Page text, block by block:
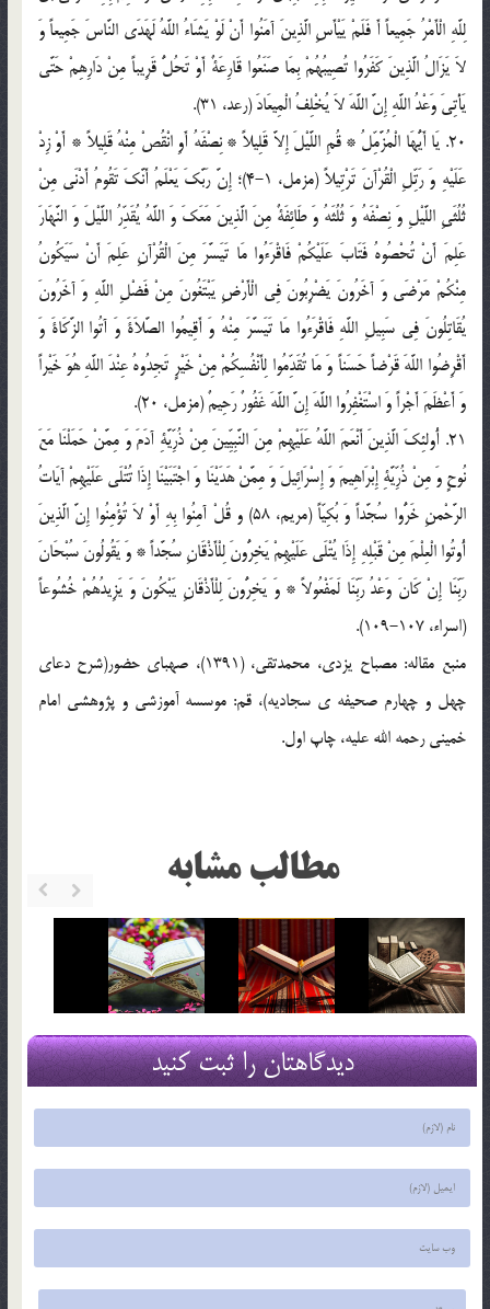
لِلَّهِ الْأَمْرُ جَمِیعاً أَ فَلَمْ یَیْأَسِ الَّذِینَ آمَنُوا أَنْ لَوْ یَشَاءُ اللَّهُ لَهَدَى النَّاسَ جَمِیعاً وَ
لاَ یَزَالُ الَّذِینَ کَفَرُوا تُصِیبُهُمْ بِمَا صَنَعُوا قَارِعَةٌ أَوْ تَحُلُّ قَرِیباً مِنْ دَارِهِمْ حَتَّى
یَأْتِیَ وَعْدُ اللَّهِ إِنَّ اللَّهَ لاَ یُخْلِفُ الْمِیعَادَ (رعد، 31).
20. یَا أَیُّهَا الْمُزَّمِّلُ‌ * قُمِ اللَّیْلَ إِلاَّ قَلِیلاً * نِصْفَهُ أَوِ انْقُصْ مِنْهُ قَلِیلاً * أَوْ زِدْ
عَلَیْهِ وَ رَتِّلِ الْقُرْآنَ تَرْتِیلاً (مزمل، 1-4)؛ إِنَّ رَبَّکَ یَعْلَمُ أَنَّکَ تَقُومُ أَدْنَى مِنْ
ثُلُثَیِ اللَّیْلِ وَ نِصْفَهُ وَ ثُلُثَهُ وَ طَائِفَةٌ مِنَ الَّذِینَ مَعَکَ وَ اللَّهُ یُقَدِّرُ اللَّیْلَ وَ النَّهَارَ
عَلِمَ أَنْ تُحْصُوهُ فَتَابَ عَلَیْکُمْ فَاقْرَءُوا مَا تَیَسَّرَ مِنَ الْقُرْآنِ عَلِمَ أَنْ سَیَکُونُ
مِنْکُمْ مَرْضَى وَ آخَرُونَ یَضْرِبُونَ فِی الْأَرْضِ یَبْتَغُونَ مِنْ فَضْلِ اللَّهِ وَ آخَرُونَ
یُقَاتِلُونَ فِی سَبِیلِ اللَّهِ فَاقْرَءُوا مَا تَیَسَّرَ مِنْهُ وَ أَقِیمُوا الصَّلاَةَ وَ آتُوا الزَّکَاةَ وَ
أَقْرِضُوا اللَّهَ قَرْضاً حَسَناً وَ مَا تُقَدِّمُوا لِأَنْفُسِکُمْ مِنْ خَیْرٍ تَجِدُوهُ عِنْدَ اللَّهِ هُوَ خَیْراً
وَ أَعْظَمَ أَجْراً وَ اسْتَغْفِرُوا اللَّهَ إِنَّ اللَّهَ غَفُورٌ رَحِیمٌ (مزمل، 20).
21. أُولئِکَ الَّذِینَ أَنْعَمَ اللَّهُ عَلَیْهِمْ مِنَ النَّبِیِّینَ مِنْ ذُرِّیَّةِ آدَمَ وَ مِمَّنْ حَمَلْنَا مَعَ
نُوحٍ وَ مِنْ ذُرِّیَّةِ إِبْرَاهِیمَ وَ إِسْرَائِیلَ وَ مِمَّنْ هَدَیْنَا وَ اجْتَبَیْنَا إِذَا تُتْلَى عَلَیْهِمْ آیَاتُ
الرَّحْمنِ خَرُّوا سُجَّداً وَ بُکِیّاً (مریم، 58) و قُلْ آمِنُوا بِهِ أَوْ لاَ تُؤْمِنُوا إِنَّ الَّذِینَ
أُوتُوا الْعِلْمَ مِنْ قَبْلِهِ إِذَا یُتْلَى عَلَیْهِمْ یَخِرُّونَ لِلْأَذْقَانِ سُجَّداً * وَ یَقُولُونَ سُبْحَانَ
رَبِّنَا إِنْ کَانَ وَعْدُ رَبِّنَا لَمَفْعُولاً * وَ یَخِرُّونَ لِلْأَذْقَانِ یَبْکُونَ وَ یَزِیدُهُمْ خُشُوعاً
(اسراء، 107-109).
منبع مقاله: مصباح یزدی، محمدتقی، (1391)، صهبای حضور(شرح دعای
چهل و چهارم صحیفه ی سجادیه)، قم: موسسه آموزشی و پژوهشی امام
خمینی رحمه الله علیه، چاپ اول.
مطالب مشابه
دیدگاهتان را ثبت کنید